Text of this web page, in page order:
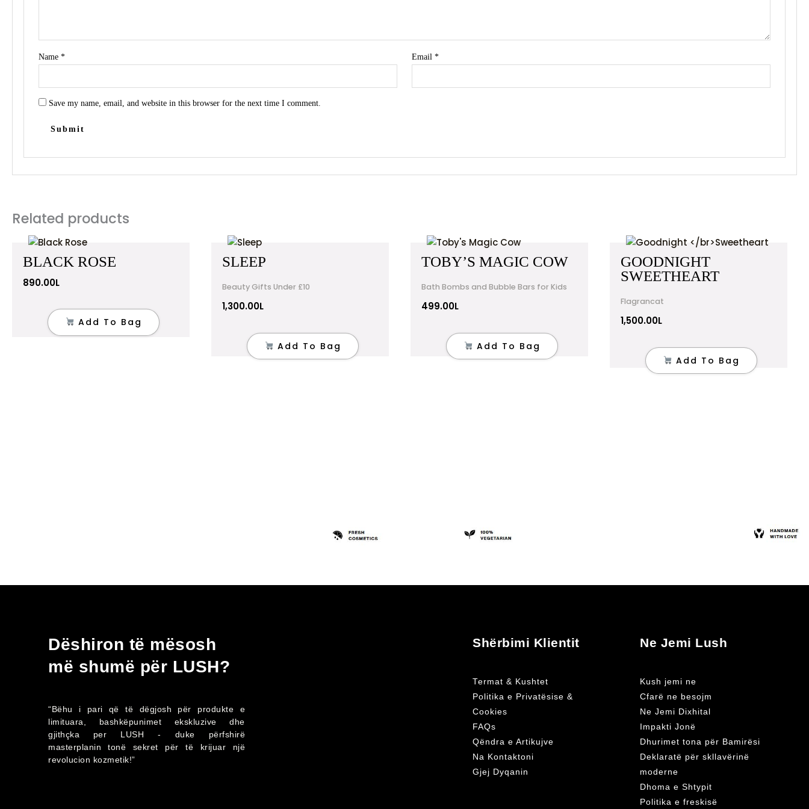
Name * Email*
Save my name, email, and website in this browser for the next time I comment.
Related products
BLACK ROSE
890.00L
Add To Bag
SLEEP
Beauty Gifts Under £10
1,300.00L
Add To Bag
TOBY’S MAGIC COW
Bath Bombs and Bubble Bars for Kids
499.00L
Add To Bag
GOODNIGHT
SWEETHEART
Flagrancat
1,500.00L
Add To Bag
Dëshiron të mësosh
më shumë për LUSH?
“Bëhu i pari që të dëgjosh për produkte e
limituara, bashkëpunimet ekskluzive dhe
gjithçka per LUSH - duke përfshirë
masterplanin tonë sekret për të krijuar një
revolucion kozmetik!”
Shërbimi Klientit
Termat & Kushtet
Politika e Privatësise &
Cookies
FAQs
Qëndra e Artikujve
Na Kontaktoni
Gjej Dyqanin
Ne Jemi Lush
Kush jemi ne
Cfarë ne besojm
Ne Jemi Dixhital
Impakti Jonë
Dhurimet tona për Bamirësi
Deklaratë për skllavërinë
moderne
Dhoma e Shtypit
Politika e freskisë